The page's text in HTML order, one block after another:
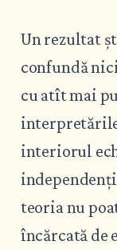
Un rezultat
confundă
cu atît mai
interiorul
teoria nu
încărcată de